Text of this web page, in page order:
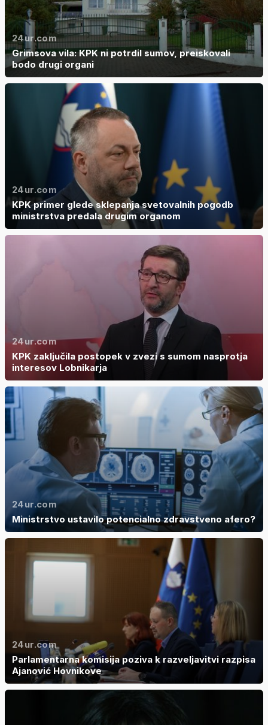
24ur.com
Grimsova vila: KPK ni potrdil sumov, preiskovali
bodo drugi organi
24ur.com
KPK primer glede sklepanja svetovalnih pogodb
ministrstva predala drugim organom
24ur.com
KPK zaključila postopek v zvezi s sumom nasprotja
interesov Lobnikarja
24ur.com
Ministrstvo ustavilo potencialno zdravstveno afero?
24ur.com
Parlamentarna komisija poziva k razveljavitvi razpisa
Ajanović Hovnikove